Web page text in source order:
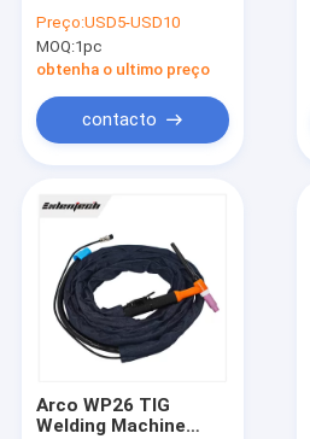
Produtos
Quem Somos
Fábrica
sobresselentes da
máquina de
soldadura do
Preço:USD5-USD10
MOQ:1pc
obtenha o ultimo preço
contacto
Arco WP26 TIG
Welding Machine